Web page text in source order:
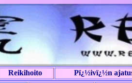
Reikihoito
Pï¿½ivï¿½n